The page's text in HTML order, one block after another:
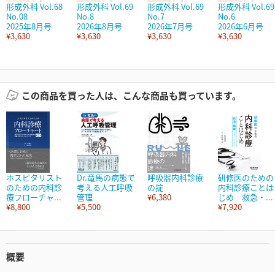
形成外科 Vol.68
No.08
2025年8月号
¥3,630
形成外科 Vol.69
No.8
2026年8月号
¥3,630
形成外科 Vol.69
No.7
2026年7月号
¥3,630
形成外科 Vol.69
No.6
2026年6月号
¥3,630
この商品を買った人は、こんな商品も買っています。
ホスピタリスト
のための内科診
療フローチャ...
¥8,800
Dr.竜馬の病態で
考える人工呼吸
管理
¥5,500
呼吸器内科診療
の掟
¥6,380
研修医のための
内科診療ことは
じめ 救急・...
¥7,920
概要